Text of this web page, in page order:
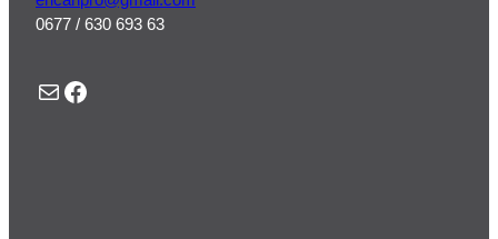
0677 / 630 693 63
E-Mail Facebook